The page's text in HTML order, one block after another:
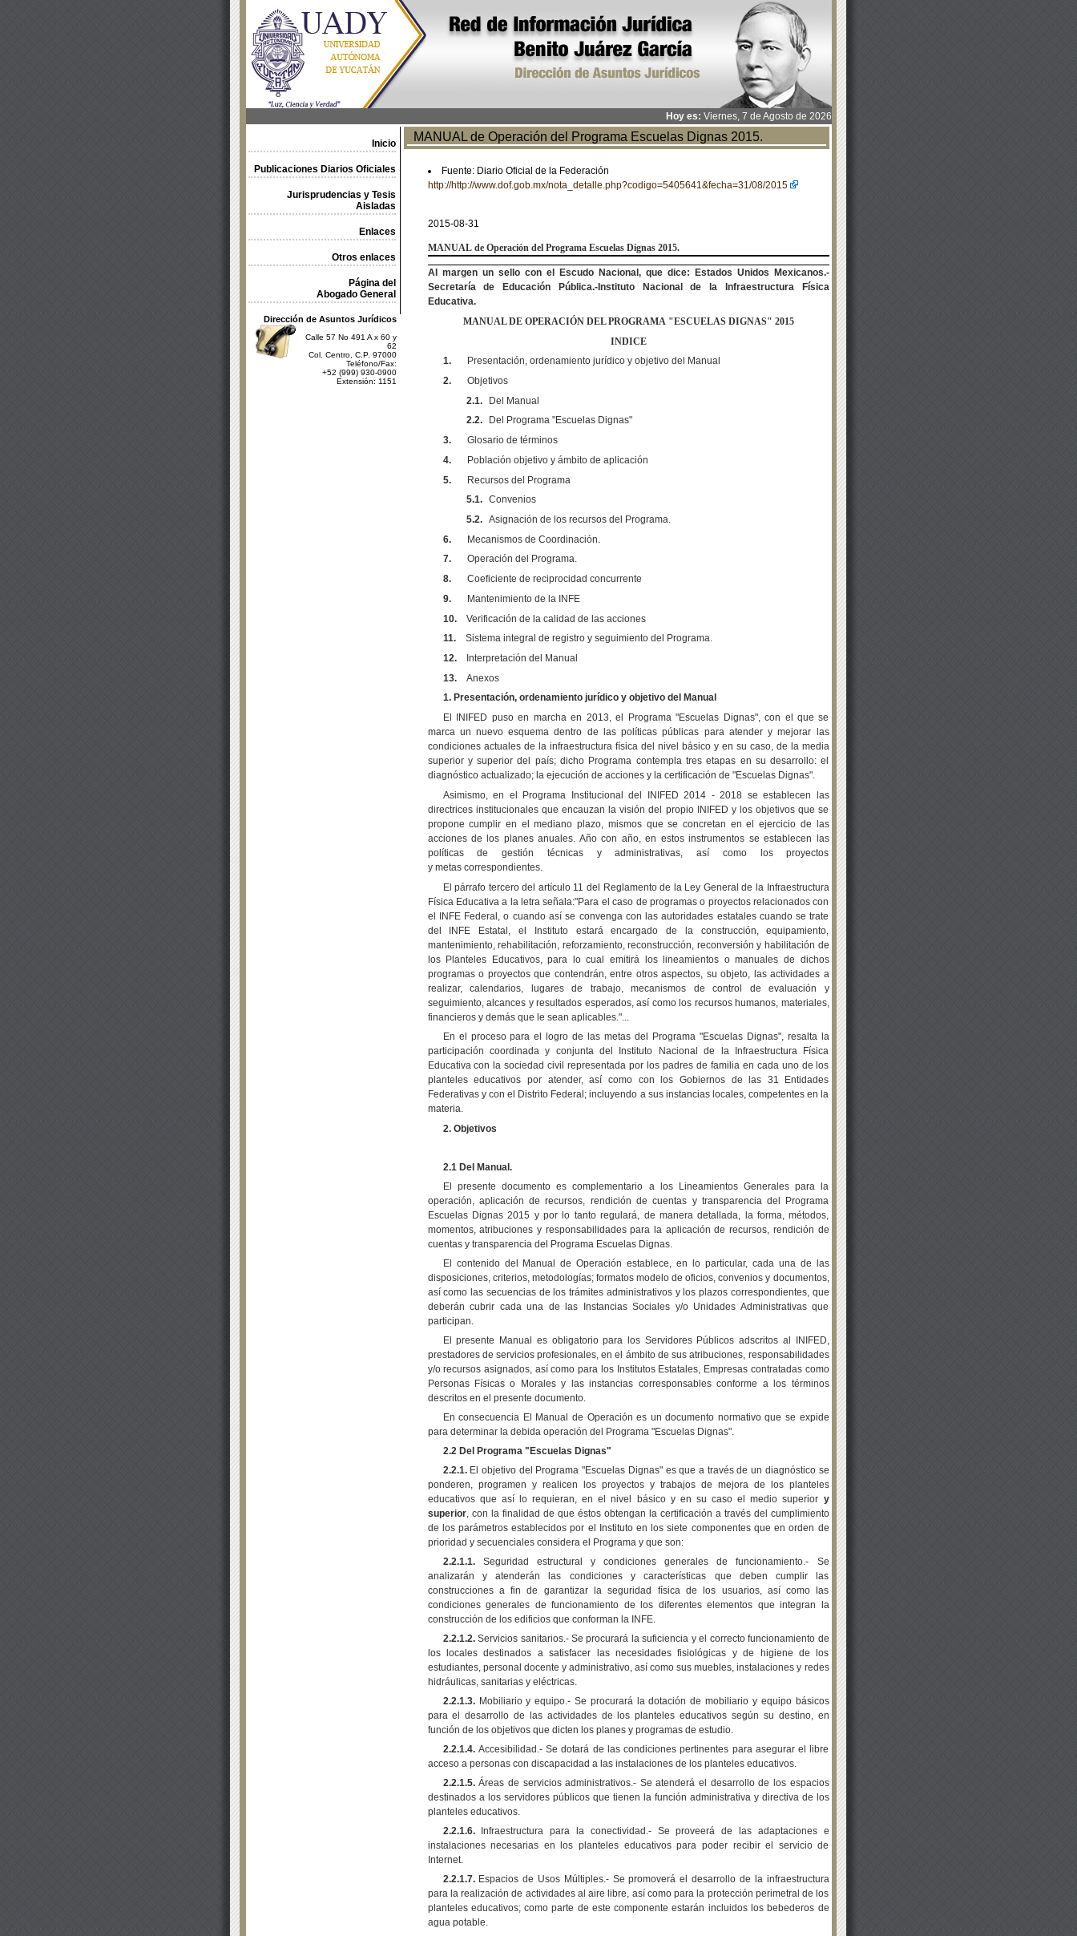
Hoy es: Viernes, 7 de Agosto de 2026
Inicio
Publicaciones Diarios Oficiales
Jurisprudencias y Tesis
Aisladas
Enlaces
Otros enlaces
Página del
Abogado General
Dirección de Asuntos Jurídicos
Calle 57 No 491 A x 60 y
62
Col. Centro, C.P. 97000
Teléfono/Fax:
+52 (999) 930-0900
Extensión: 1151
MANUAL de Operación del Programa Escuelas Dignas 2015.
Fuente: Diario Oficial de la Federación
http://http://www.dof.gob.mx/nota_detalle.php?codigo=5405641&fecha=31/08/2015
2015-08-31
MANUAL de Operación del Programa Escuelas Dignas 2015.
Al margen un sello con el Escudo Nacional, que dice: Estados Unidos Mexicanos.-
Secretaría de Educación Pública.-Instituto Nacional de la Infraestructura Física
Educativa.
MANUAL DE OPERACIÓN DEL PROGRAMA "ESCUELAS DIGNAS" 2015
INDICE
1.
Presentación, ordenamiento jurídico y objetivo del Manual
2.
Objetivos
2.1.
Del Manual
2.2.
Del Programa "Escuelas Dignas"
3.
Glosario de términos
4.
Población objetivo y ámbito de aplicación
5.
Recursos del Programa
5.1.
Convenios
5.2.
Asignación de los recursos del Programa.
6.
Mecanismos de Coordinación.
7.
Operación del Programa.
8.
Coeficiente de reciprocidad concurrente
9.
Mantenimiento de la INFE
10.
Verificación de la calidad de las acciones
11.
Sistema integral de registro y seguimiento del Programa.
12.
Interpretación del Manual
13.
Anexos
1. Presentación, ordenamiento jurídico y objetivo del Manual
El INIFED puso en marcha en 2013, el Programa "Escuelas Dignas", con el que se
marca un nuevo esquema dentro de las políticas públicas para atender y mejorar las
condiciones actuales de la infraestructura física del nivel básico y en su caso, de la media
superior y superior del país; dicho Programa contempla tres etapas en su desarrollo: el
diagnóstico actualizado; la ejecución de acciones y la certificación de "Escuelas Dignas".
Asimismo, en el Programa Institucional del INIFED 2014 - 2018 se establecen las
directrices institucionales que encauzan la visión del propio INIFED y los objetivos que se
propone cumplir en el mediano plazo, mismos que se concretan en el ejercicio de las
acciones de los planes anuales. Año con año, en estos instrumentos se establecen las
políticas de gestión técnicas y administrativas, así como los proyectos
y metas correspondientes.
El párrafo tercero del artículo 11 del Reglamento de la Ley General de la Infraestructura
Física Educativa a la letra señala:"Para el caso de programas o proyectos relacionados con
el INFE Federal, o cuando así se convenga con las autoridades estatales cuando se trate
del INFE Estatal, el Instituto estará encargado de la construcción, equipamiento,
mantenimiento, rehabilitación, reforzamiento, reconstrucción, reconversión y habilitación de
los Planteles Educativos, para lo cual emitirá los lineamientos o manuales de dichos
programas o proyectos que contendrán, entre otros aspectos, su objeto, las actividades a
realizar, calendarios, lugares de trabajo, mecanismos de control de evaluación y
seguimiento, alcances y resultados esperados, así como los recursos humanos, materiales,
financieros y demás que le sean aplicables."...
En el proceso para el logro de las metas del Programa "Escuelas Dignas", resalta la
participación coordinada y conjunta del Instituto Nacional de la Infraestructura Física
Educativa con la sociedad civil representada por los padres de familia en cada uno de los
planteles educativos por atender, así como con los Gobiernos de las 31 Entidades
Federativas y con el Distrito Federal; incluyendo a sus instancias locales, competentes en la
materia.
2. Objetivos
2.1 Del Manual.
El presente documento es complementario a los Lineamientos Generales para la
operación, aplicación de recursos, rendición de cuentas y transparencia del Programa
Escuelas Dignas 2015 y por lo tanto regulará, de manera detallada, la forma, métodos,
momentos, atribuciones y responsabilidades para la aplicación de recursos, rendición de
cuentas y transparencia del Programa Escuelas Dignas.
El contenido del Manual de Operación establece, en lo particular, cada una de las
disposiciones, criterios, metodologías; formatos modelo de oficios, convenios y documentos,
así como las secuencias de los trámites administrativos y los plazos correspondientes, que
deberán cubrir cada una de las Instancias Sociales y/o Unidades Administrativas que
participan.
El presente Manual es obligatorio para los Servidores Públicos adscritos al INIFED,
prestadores de servicios profesionales, en el ámbito de sus atribuciones, responsabilidades
y/o recursos asignados, así como para los Institutos Estatales, Empresas contratadas como
Personas Físicas o Morales y las instancias corresponsables conforme a los términos
descritos en el presente documento.
En consecuencia El Manual de Operación es un documento normativo que se expide
para determinar la debida operación del Programa "Escuelas Dignas".
2.2 Del Programa " Escuelas Dignas"
2.2.1.El objetivo del Programa "Escuelas Dignas" es que a través de un diagnóstico se
ponderen, programen y realicen los proyectos y trabajos de mejora de los planteles
educativos que así lo requieran, en el nivel básico y en su caso el medio superior y
superior, con la finalidad de que éstos obtengan la certificación a través del cumplimiento
de los parámetros establecidos por el Instituto en los siete componentes que en orden de
prioridad y secuenciales considera el Programa y que son:
2.2.1.1.Seguridad estructural y condiciones generales de funcionamiento.- Se
analizarán y atenderán las condiciones y características que deben cumplir las
construcciones a fin de garantizar la seguridad física de los usuarios, así como las
condiciones generales de funcionamiento de los diferentes elementos que integran la
construcción de los edificios que conforman la INFE.
2.2.1.2.Servicios sanitarios.- Se procurará la suficiencia y el correcto funcionamiento de
los locales destinados a satisfacer las necesidades fisiológicas y de higiene de los
estudiantes, personal docente y administrativo, así como sus muebles, instalaciones y redes
hidráulicas, sanitarias y eléctricas.
2.2.1.3.Mobiliario y equipo.- Se procurará la dotación de mobiliario y equipo básicos
para el desarrollo de las actividades de los planteles educativos según su destino, en
función de los objetivos que dicten los planes y programas de estudio.
2.2.1.4.Accesibilidad.- Se dotará de las condiciones pertinentes para asegurar el libre
acceso a personas con discapacidad a las instalaciones de los planteles educativos.
2.2.1.5.Áreas de servicios administrativos.- Se atenderá el desarrollo de los espacios
destinados a los servidores públicos que tienen la función administrativa y directiva de los
planteles educativos.
2.2.1.6.Infraestructura para la conectividad.- Se proveerá de las adaptaciones e
instalaciones necesarias en los planteles educativos para poder recibir el servicio de
Internet.
2.2.1.7.Espacios de Usos Múltiples.- Se promoverá el desarrollo de la infraestructura
para la realización de actividades al aire libre, así como para la protección perimetral de los
planteles educativos; como parte de este componente estarán incluidos los bebederos de
agua potable.